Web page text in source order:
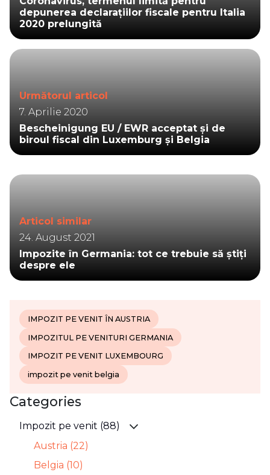
depunerea declarațiilor fiscale pentru Italia
2020 prelungită
Următorul articol
7. Aprilie 2020
Bescheinigung EU / EWR acceptat și de
biroul fiscal din Luxemburg și Belgia
Articol similar
24. August 2021
Impozite în Germania: tot ce trebuie să știți
despre ele
IMPOZIT PE VENIT ÎN AUSTRIA
IMPOZITUL PE VENITURI GERMANIA
IMPOZIT PE VENIT LUXEMBOURG
impozit pe venit belgia
Categories
Impozit pe venit (88)
Austria (22)
Belgia (10)